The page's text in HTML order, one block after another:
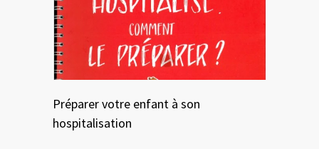
Préparer votre enfant à son
hospitalisation